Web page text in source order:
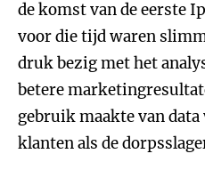
de komst van de eerste
voor die tijd waren
druk bezig met het
betere
gebruik maakte van
klanten als de